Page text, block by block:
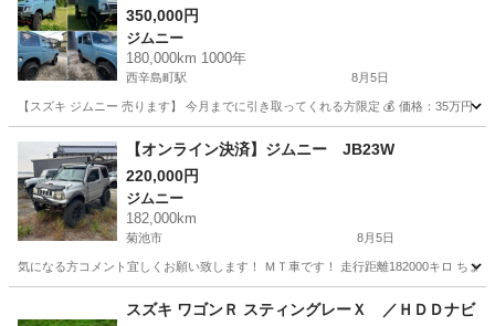
350,000円
ジムニー
180,000km 1000年
西辛島町駅 8月5日
【スズキ ジムニー 売ります】 今月までに引き取ってくれる方限定 💰 価格：35万円
熊本 熊本市 西辛島町駅 ジムニー
【オンライン決済】ジムニー JB23W
220,000円
ジムニー
182,000km
菊池市 8月5日
気になる方コメント宜しくお願い致します！ ＭＴ車です！ 走行距離182000キロ ちょ
ジムニー 走行距離
スズキ ワゴンＲ スティングレーＸ ／ＨＤＤナビ